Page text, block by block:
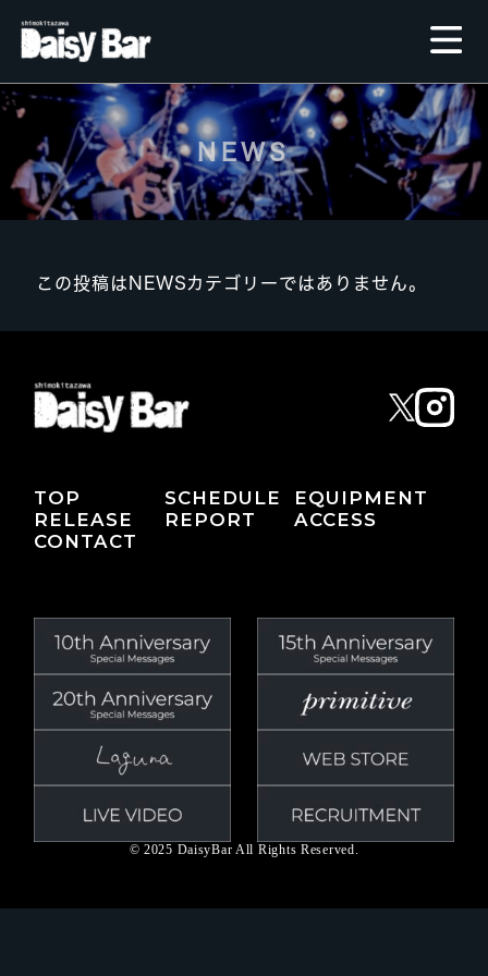
NEWS
この投稿はNEWSカテゴリーではありません。
TOP SCHEDULE
EQUIPMENT
RELEASE
REPORT
ACCESS
CONTACT
© 2025 DaisyBar All Rights Reserved.